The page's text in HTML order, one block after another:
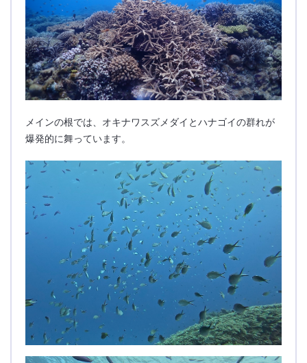
メインの根では、オキナワスズメダイとハナゴイの群れが
爆発的に舞っています。